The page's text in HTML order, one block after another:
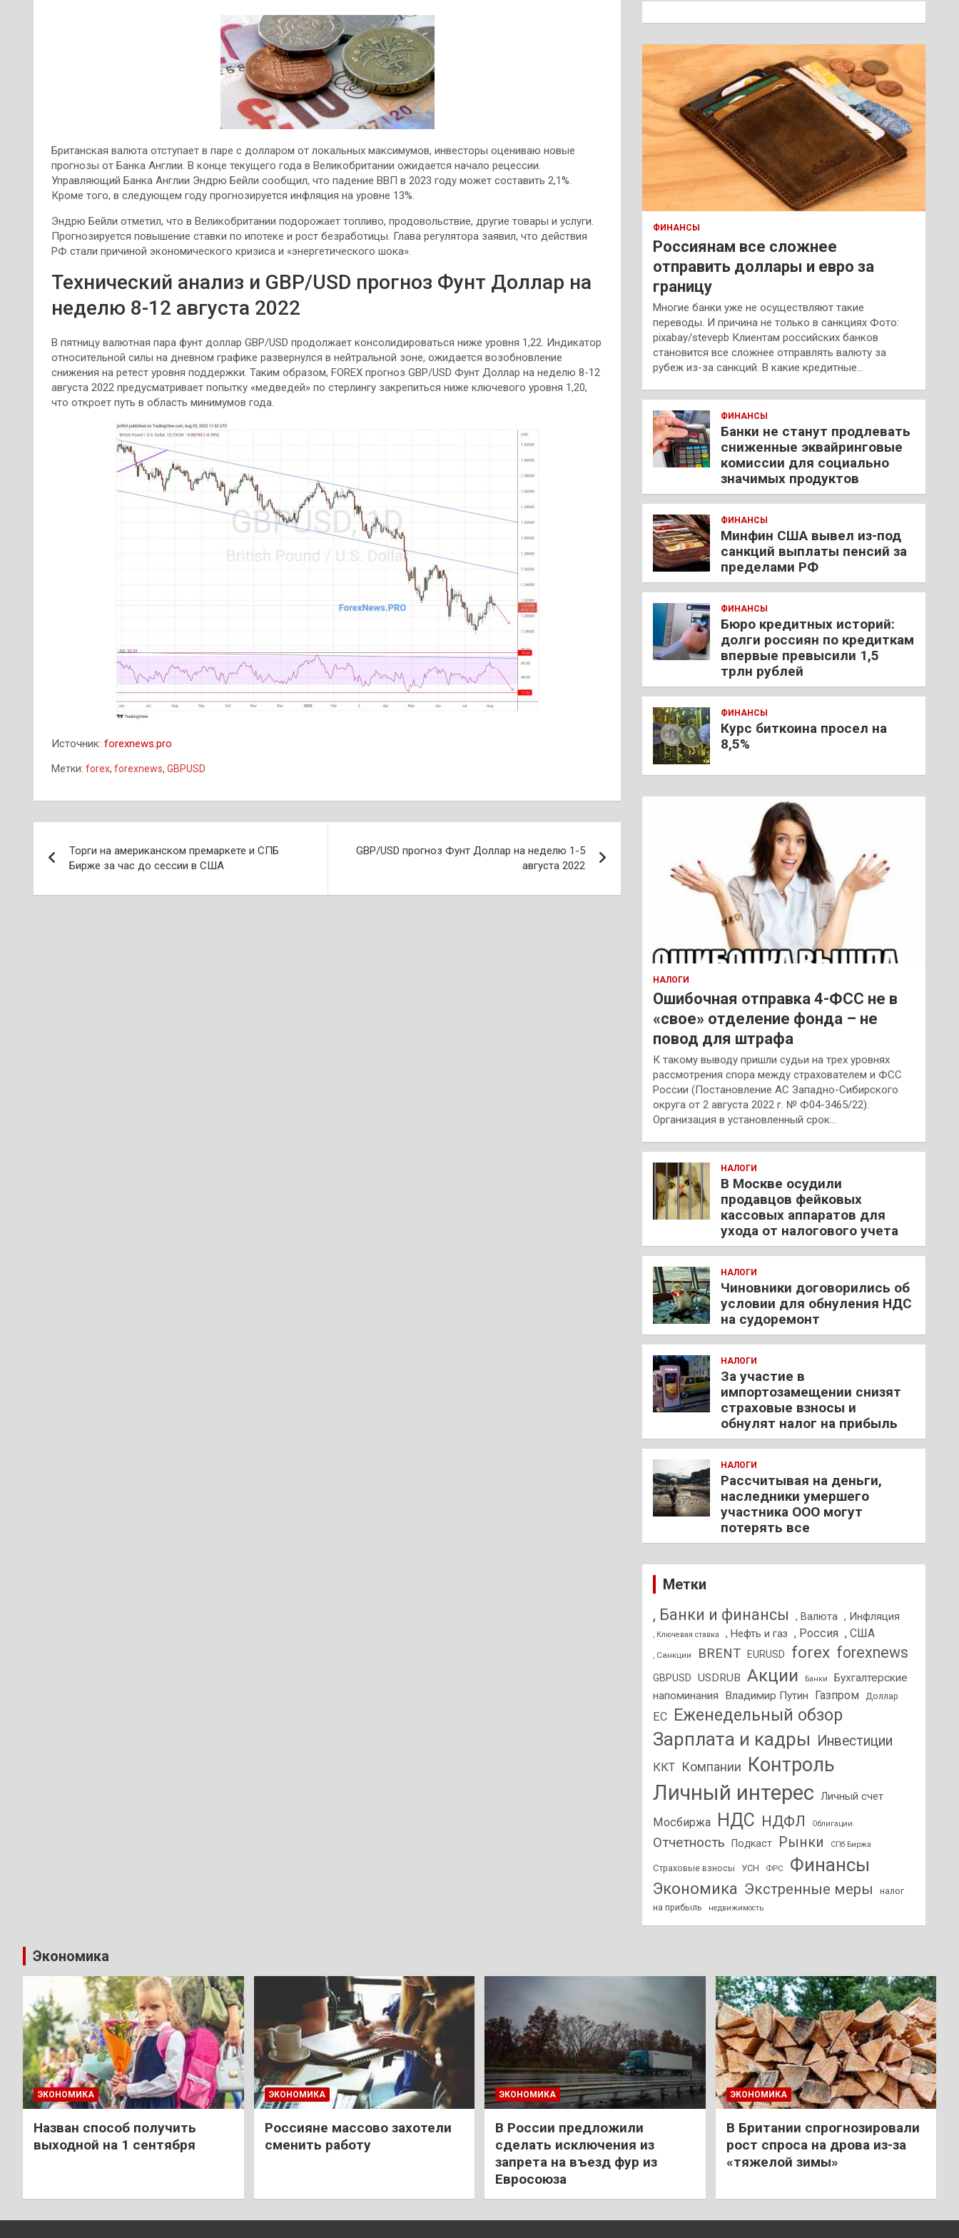
Британская валюта отступает в паре с долларом от локальных максимумов, инвесторы оцениваю новые
прогнозы от Банка Англии. В конце текущего года в Великобритании ожидается начало рецессии.
Управляющий Банка Англии Эндрю Бейли сообщил, что падение ВВП в 2023 году может составить 2,1%.
Кроме того, в следующем году прогнозируется инфляция на уровне 13%.
Эндрю Бейли отметил, что в Великобритании подорожает топливо, продовольствие, другие товары и услуги.
Прогнозируется повышение ставки по ипотеке и рост безработицы. Глава регулятора заявил, что действия
РФ стали причиной экономического кризиса и «энергетического шока».
Технический анализ и GBP/USD прогноз Фунт Доллар на
неделю 8-12 августа 2022
В пятницу валютная пара фунт доллар GBP/USD продолжает консолидироваться ниже уровня 1,22. Индикатор
относительной силы на дневном графике развернулся в нейтральной зоне, ожидается возобновление
снижения на ретест уровня поддержки. Таким образом, FOREX прогноз GBP/USD Фунт Доллар на неделю 8-12
августа 2022 предусматривает попытку «медведей» по стерлингу закрепиться ниже ключевого уровня 1,20,
что откроет путь в область минимумов года.
Источник: forexnews.pro
Метки: forex, forexnews, GBPUSD
по
записям
Торги на американском премаркете и СПБ
Бирже за час до сессии в США
GBP/USD прогноз Фунт Доллар на неделю 1-5
августа 2022
к
ФИНАНСЫ
Россиянам все сложнее
отправить доллары и евро за
границу
Многие банки уже не осуществляют такие
переводы. И причина не только в санкциях Фото:
pixabay/stevepb Клиентам российских банков
становится все сложнее отправлять валюту за
рубеж из-за санкций. В какие кредитные…
ФИНАНСЫ
Банки не станут продлевать
сниженные эквайринговые
комиссии для социально
значимых продуктов
ФИНАНСЫ
Минфин США вывел из-под
санкций выплаты пенсий за
пределами РФ
ФИНАНСЫ
Бюро кредитных историй:
долги россиян по кредиткам
впервые превысили 1,5
трлн рублей
ФИНАНСЫ
Курс биткоина просел на
8,5%
НАЛОГИ
Ошибочная отправка 4-ФСС не в
«свое» отделение фонда – не
повод для штрафа
К такому выводу пришли судьи на трех уровнях
рассмотрения спора между страхователем и ФСС
России (Постановление АС Западно-Сибирского
округа от 2 августа 2022 г. № Ф04-3465/22).
Организация в установленный срок…
НАЛОГИ
В Москве осудили
продавцов фейковых
кассовых аппаратов для
ухода от налогового учета
НАЛОГИ
Чиновники договорились об
условии для обнуления НДС
на судоремонт
НАЛОГИ
За участие в
импортозамещении снизят
страховые взносы и
обнулят налог на прибыль
НАЛОГИ
Рассчитывая на деньги,
наследники умершего
участника ООО могут
потерять все
Метки
, Банки и финансы , Валюта , Инфляция
, Ключевая ставка , Нефть и газ , Россия , США
, Санкции BRENT EURUSD forex forexnews
GBPUSD USDRUB Акции Банки
Бухгалтерские
напоминания
Владимир Путин Газпром Доллар
ЕС Еженедельный обзор
Зарплата и кадры Инвестиции
ККТ Компании Контроль
Личный интерес Личный счет
Мосбиржа НДС НДФЛ Облигации
Отчетность Подкаст Рынки СПб Биржа
Страховые взносы УСН ФРС Финансы
Экономика Экстренные меры
налог
на прибыль
недвижимость
Экономика
ЭКОНОМИКА
Назван способ получить
выходной на 1 сентября
ЭКОНОМИКА
Россияне массово захотели
сменить работу
ЭКОНОМИКА
В России предложили
сделать исключения из
запрета на въезд фур из
Евросоюза
ЭКОНОМИКА
В Британии спрогнозировали
рост спроса на дрова из-за
«тяжелой зимы»